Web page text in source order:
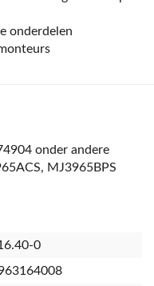
onderdelen
onder andere
MJ3965BPS
0